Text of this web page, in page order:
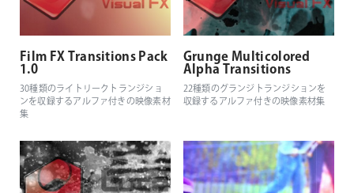
Film FX Transitions Pack
1.0
30種類のライトリークトランジショ
ンを収録するアルファ付きの映像素材
集
Grunge Multicolored
Alpha Transitions
22種類のグランジトランジションを
収録するアルファ付きの映像素材集